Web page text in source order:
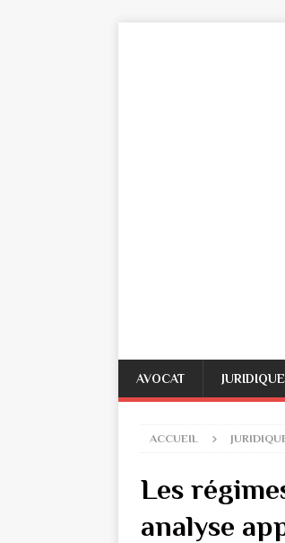
AVOCAT JURIDIQUE
ACCUEIL
Les
analyse